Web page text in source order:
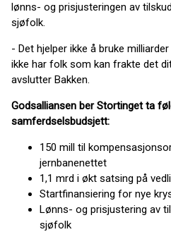
lønns- og prisjusteringen av
sjøfolk.
- Det hjelper ikke å bruke
ikke har folk som kan frakte det
avslutter Bakken.
Godsalliansen ber Stortinget ta
samferdselsbudsjett:
150 mill til
jernbanenettet
1,1 mrd i økt satsing på
Startfinansiering for nye
Lønns- og prisjustering av
sjøfolk